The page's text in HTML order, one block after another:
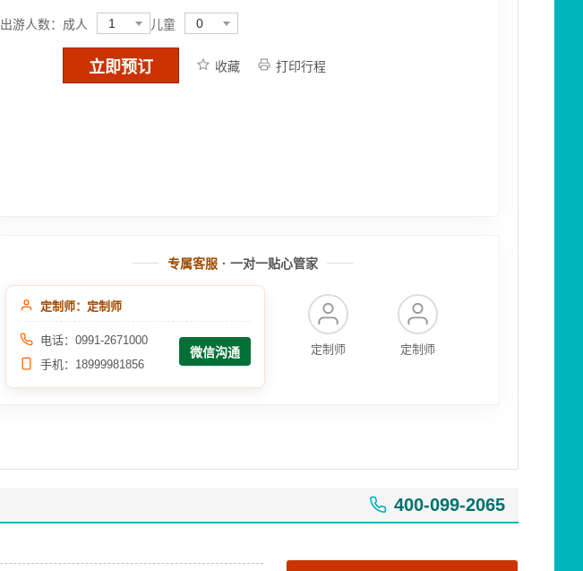
出游人数： 成人 1 儿童 0
立即预订 收藏 打印行程
专属客服 · 一对一贴心管家
定制师：定制师
电话：0991-2671000
手机：18999981856
微信沟通 定制师 定制师
400-099-2065